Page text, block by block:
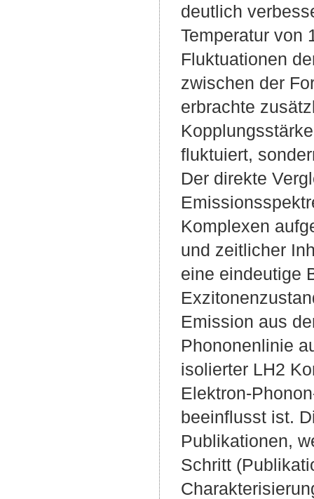
deutlich
Temperatur von
Fluktuationen
zwischen der
erbrachte
fluktuiert,
Der direkte
Komplexen
und zeitlicher
eine eindeutige
Emission aus
Phononenlinie
isolierter LH2
Elektron-
beeinflusst ist.
Publikationen,
Schritt